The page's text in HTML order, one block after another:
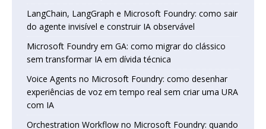
LangChain, LangGraph e Microsoft Foundry: como sair
do agente invisível e construir IA observável
Microsoft Foundry em GA: como migrar do clássico
sem transformar IA em dívida técnica
Voice Agents no Microsoft Foundry: como desenhar
experiências de voz em tempo real sem criar uma URA
com IA
Orchestration Workflow no Microsoft Foundry: quando